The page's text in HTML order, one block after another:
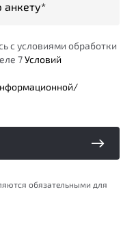
анкету*
с условиями обработки
7Условий
обязательными для